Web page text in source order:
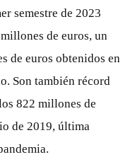
semestre de 2023
de euros, un
de euros obtenidos en
Son también récord
822 millones de
de 2019, última